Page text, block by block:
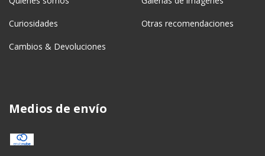
Curiosidades Otras recomendaciones
Cambios & Devoluciones
Medios de envío